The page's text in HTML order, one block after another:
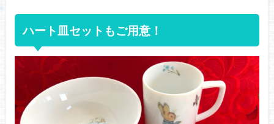
ハート皿セットもご用意！